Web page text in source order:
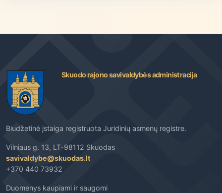
Skuodo rajono savivaldybės administracija
Biudžetinė įstaiga registruota Juridinių asmenų registre.
Vilniaus g. 13, LT-98112 Skuodas
savivaldybe@skuodas.lt
+370 440 73932
Duomenys kaupiami ir saugomi